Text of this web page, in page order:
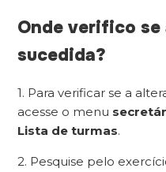
Onde verifico
sucedida?
1. Para verificar se a
acesse o menu
Lista de turmas.
2. Pesquise pelo